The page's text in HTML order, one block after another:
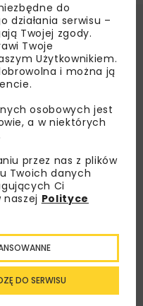
do
działania serwisu –
Twojej zgody.
Twoje
Użytkownikiem.
i można ją
osobowych jest
a w niektórych
przez nas z plików
Twoich danych
Ci
Polityce
DO SERWISU